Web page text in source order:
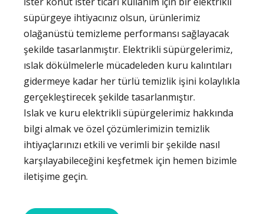
süpürgeye ihtiyacınız olsun, ürünlerimiz
olağanüstü temizleme performansı sağlayacak
şekilde tasarlanmıştır. Elektrikli süpürgelerimiz,
ıslak dökülmelerle mücadeleden kuru kalıntıları
gidermeye kadar her türlü temizlik işini kolaylıkla
gerçekleştirecek şekilde tasarlanmıştır.
Islak ve kuru elektrikli süpürgelerimiz hakkında
bilgi almak ve özel çözümlerimizin temizlik
ihtiyaçlarınızı etkili ve verimli bir şekilde nasıl
karşılayabileceğini keşfetmek için hemen bizimle
iletişime geçin.